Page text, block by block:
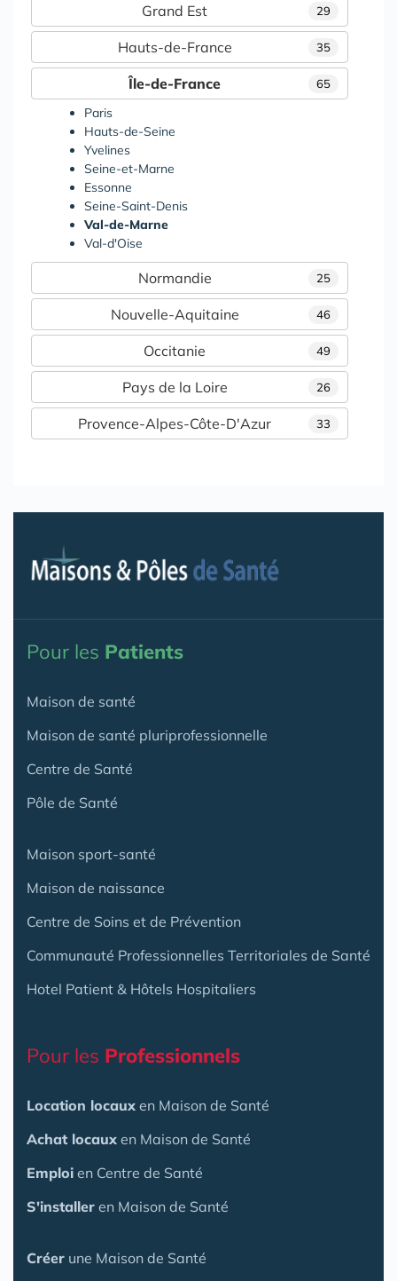
29
Grand Est
35
Hauts-de-France
65
Île-de-France
Paris
Hauts-de-Seine
Yvelines
Seine-et-Marne
Essonne
Seine-Saint-Denis
Val-de-Marne
Val-d'Oise
25
Normandie
46
Nouvelle-Aquitaine
49
Occitanie
26
Pays de la Loire
33
Provence-Alpes-Côte-D'Azur
Pour les Patients
Maison de santé
Maison de santé pluriprofessionnelle
Centre de Santé
Pôle de Santé
Maison sport-santé
Maison de naissance
Centre de Soins et de Prévention
Communauté Professionnelles Territoriales de Santé
Hotel Patient & Hôtels Hospitaliers
Pour les Professionnels
Location locaux en Maison de Santé
Achat locaux en Maison de Santé
Emploi en Centre de Santé
S'installer en Maison de Santé
Créer une Maison de Santé